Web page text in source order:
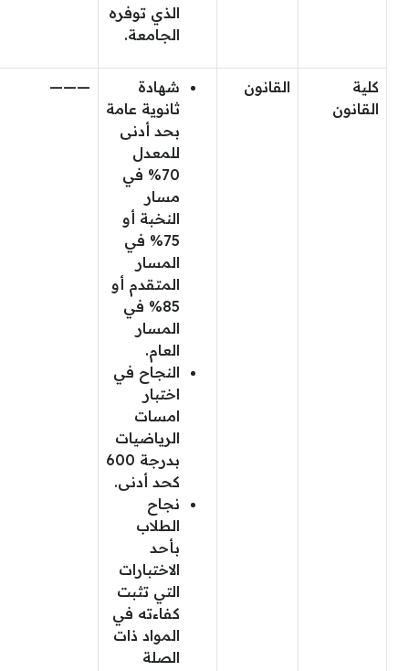
الذي توفره
الجامعة.
كلية
القانون
القانون
شهادة
ثانوية عامة
بحد أدنى
للمعدل
70% في
مسار
النخبة أو
75% في
المسار
المتقدم أو
85% في
المسار
العام.
النجاح في
اختبار
امسات
الرياضيات
بدرجة 600
كحد أدنى.
نجاح
الطلاب
بأحد
الاختبارات
التي تثبت
كفاءته في
المواد ذات
الصلة
———